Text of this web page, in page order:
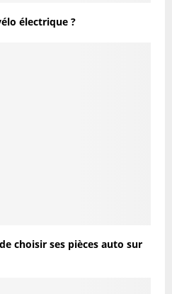
électrique ?
choisir ses pièces auto sur